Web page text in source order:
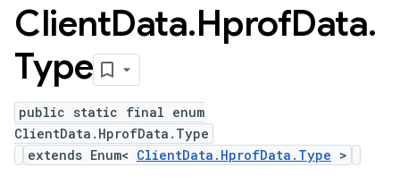
ClientData.HprofData.
Type
public static final enum
ClientData.HprofData.Type
extends Enum< ClientData.HprofData.Type >